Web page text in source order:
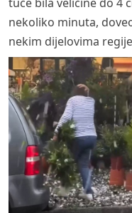
nekoliko minuta,
nekim dijelovima